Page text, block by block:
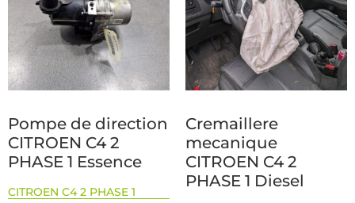
Pompe de direction
CITROEN C4 2
PHASE 1 Essence
CITROEN C4 2 PHASE 1
Cremaillere
mecanique
CITROEN C4 2
PHASE 1 Diesel